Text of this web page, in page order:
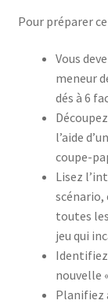
Pour préparer
Vous
meneur
dés à 6
l’aide
coupe-
Lisez
toutes
jeu qui
nouvelle
Planifiez